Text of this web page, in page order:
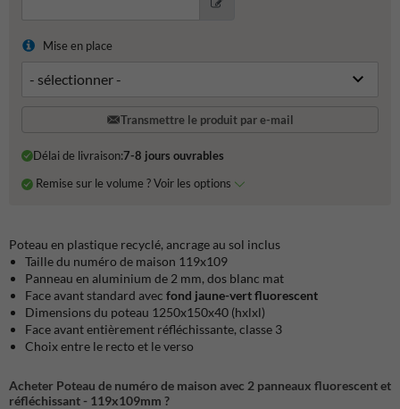
Mise en place
Transmettre le produit par e-mail
Délai de livraison:7-8 jours ouvrables
Remise sur le volume ? Voir les options
Poteau en plastique recyclé, ancrage au sol inclus
Taille du numéro de maison 119x109
Panneau en aluminium de 2 mm, dos blanc mat
Face avant standard avec fond jaune-vert fluorescent
Dimensions du poteau 1250x150x40 (hxlxl)
Face avant entièrement réfléchissante, classe 3
Choix entre le recto et le verso
Acheter Poteau de numéro de maison avec 2 panneaux fluorescent et
réfléchissant - 119x109mm ?